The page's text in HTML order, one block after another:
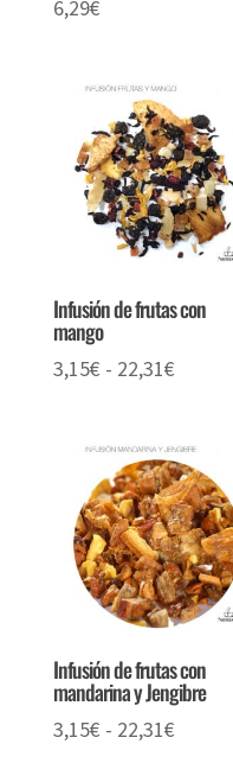
6,29€
Infusión de frutas con
mango
3,15€ - 22,31€Rango
desde
3,15€
hasta
22,31€
Infusión de frutas con
mandarina y Jengibre
3,15€ - 22,31€Rango